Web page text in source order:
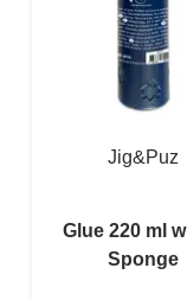
Jig&Puz
Glue 220 ml
Sponge